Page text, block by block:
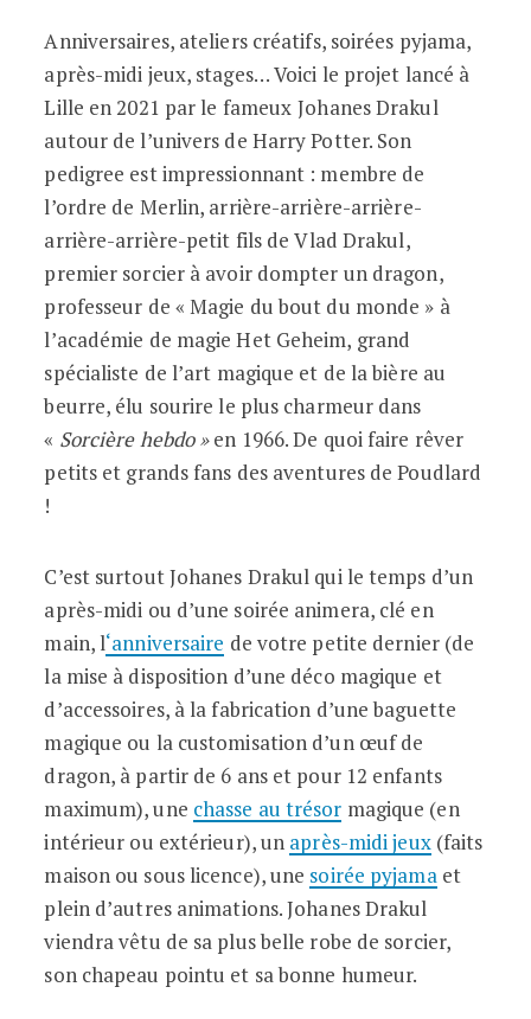
Anniversaires, ateliers créatifs, soirées pyjama,
après-midi jeux, stages… Voici le projet lancé à
Lille en 2021 par le fameux Johanes Drakul
autour de l’univers de Harry Potter. Son
pedigree est impressionnant : membre de
l’ordre de Merlin, arrière-arrière-arrière-
arrière-arrière-petit fils de Vlad Drakul,
premier sorcier à avoir dompter un dragon,
professeur de « Magie du bout du monde » à
l’académie de magie Het Geheim, grand
spécialiste de l’art magique et de la bière au
beurre, élu sourire le plus charmeur dans
« Sorcière hebdo »en 1966. De quoi faire rêver
petits et grands fans des aventures de Poudlard
!
C’est surtout Johanes Drakul qui le temps d’un
après-midi ou d’une soirée animera, clé en
main, l‘anniversaire de votre petite dernier (de
la mise à disposition d’une déco magique et
d’accessoires, à la fabrication d’une baguette
magique ou la customisation d’un œuf de
dragon, à partir de 6 ans et pour 12 enfants
maximum), une chasse au trésor magique (en
intérieur ou extérieur), un après-midi jeux(faits
maison ou sous licence), une soirée pyjamaet
plein d’autres animations. Johanes Drakul
viendra vêtu de sa plus belle robe de sorcier,
son chapeau pointu et sa bonne humeur.